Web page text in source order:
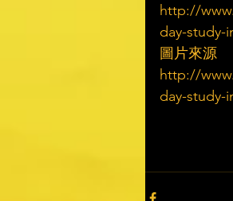
http://
day-study-
圖片來源
http://
day-study-